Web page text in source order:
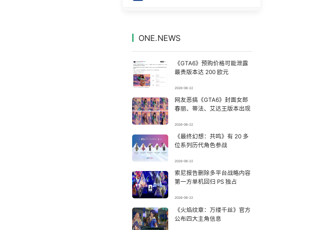
9 名创优品一次性内裤 颜面尽失 7138087°
11
12 网络谣言的3种典型“伪装套路” 6855584°
13
14 因定位纠纷男子将外卖员砍成植物人 6665136°
15 教练失手女子被踏板砸中：当场砸出血 6565681°
ONE.NEWS
《GTA6》预购价格可能泄露
最贵版本达 200 欧元
2026-06-22
网友恶搞《GTA6》封面女郎
春丽、蒂法、艾达王版本出现
2026-06-22
《最终幻想：共鸣》有 20 多
位系列历代角色参战
2026-06-22
索尼报告删除多平台战略内容
第一方单机回归 PS 独占
2026-06-22
《火焰纹章：万缕千丝》官方
公布四大主角信息